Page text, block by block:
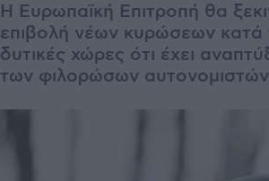
H Ευρωπαϊκή Επιτροπή θα
επιβολή νέων κυρώσεων κατά
δυτικές χώρες ότι έχει
των φιλορώσων